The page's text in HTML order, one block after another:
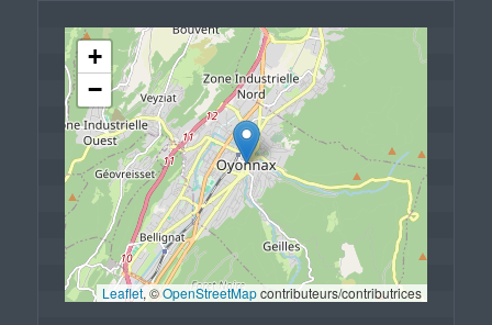
+
−
Leaflet, © OpenStreetMap contributeurs/contributrices